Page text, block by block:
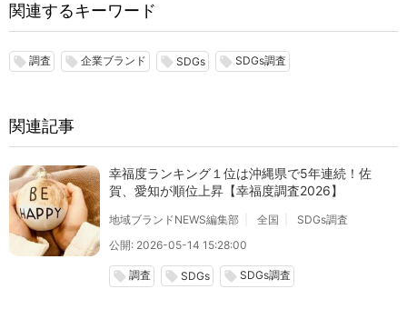
関連するキーワード
local_offer 調査 local_offer 企業ブランド local_offer SDGs local_offer SDGs調査
関連記事
幸福度ランキング１位は沖縄県で5年連続！佐
賀、愛知が順位上昇【幸福度調査2026】
地域ブランドNEWS編集部 全国
SDGs調査
公開: 2026-05-14 15:28:00
local_offer 調査 local_offer SDGs local_offer SDGs調査